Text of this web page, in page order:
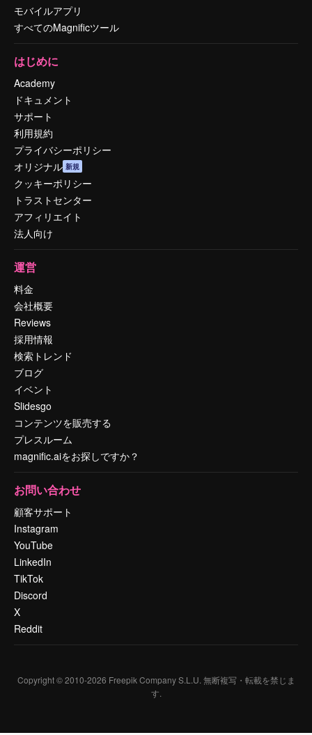
モバイルアプリ
すべてのMagnificツール
はじめに
Academy
ドキュメント
サポート
利用規約
プライバシーポリシー
オリジナル 新規
クッキーポリシー
トラストセンター
アフィリエイト
法人向け
運営
料金
会社概要
Reviews
採用情報
検索トレンド
ブログ
イベント
Slidesgo
コンテンツを販売する
プレスルーム
magnific.aiをお探しですか？
お問い合わせ
顧客サポート
Instagram
YouTube
LinkedIn
TikTok
Discord
X
Reddit
Copyright © 2010-2026 Freepik Company S.L.U. 無断複写・転載を禁じま
す.